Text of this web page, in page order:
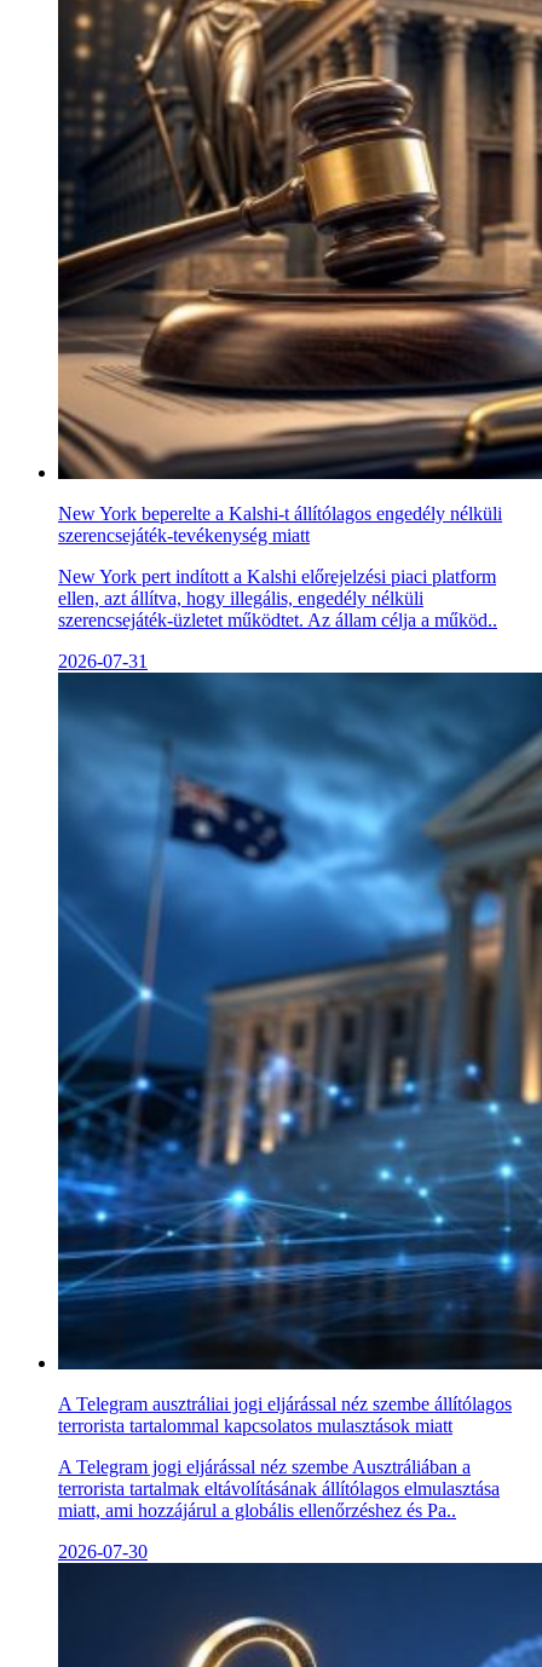
New York beperelte a Kalshi-t állítólagos engedély nélküli
szerencsejáték-tevékenység miatt
New York pert indított a Kalshi előrejelzési piaci platform
ellen, azt állítva, hogy illegális, engedély nélküli
szerencsejáték-üzletet működtet. Az állam célja a működ..
2026-07-31
A Telegram ausztráliai jogi eljárással néz szembe állítólagos
terrorista tartalommal kapcsolatos mulasztások miatt
A Telegram jogi eljárással néz szembe Ausztráliában a
terrorista tartalmak eltávolításának állítólagos elmulasztása
miatt, ami hozzájárul a globális ellenőrzéshez és Pa..
2026-07-30